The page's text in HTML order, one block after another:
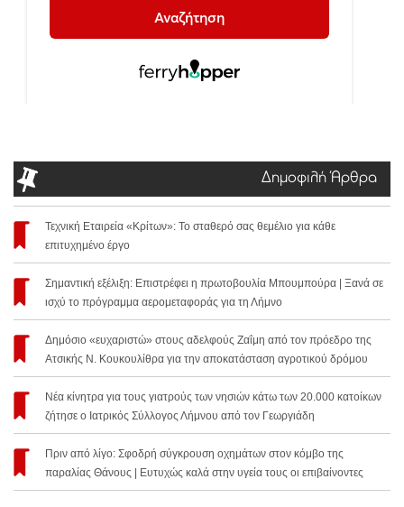
Δημοφιλή Άρθρα
Τεχνική Εταιρεία «Κρίτων»: Το σταθερό σας θεμέλιο για κάθε
επιτυχημένο έργο
Σημαντική εξέλιξη: Επιστρέφει η πρωτοβουλία Μπουμπούρα | Ξανά σε
ισχύ το πρόγραμμα αερομεταφοράς για τη Λήμνο
Δημόσιο «ευχαριστώ» στους αδελφούς Ζαΐμη από τον πρόεδρο της
Ατσικής Ν. Κουκουλίθρα για την αποκατάσταση αγροτικού δρόμου
Νέα κίνητρα για τους γιατρούς των νησιών κάτω των 20.000 κατοίκων
ζήτησε ο Ιατρικός Σύλλογος Λήμνου από τον Γεωργιάδη
Πριν από λίγο: Σφοδρή σύγκρουση οχημάτων στον κόμβο της
παραλίας Θάνους | Ευτυχώς καλά στην υγεία τους οι επιβαίνοντες